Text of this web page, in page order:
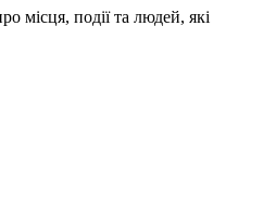
місця, події та людей, які